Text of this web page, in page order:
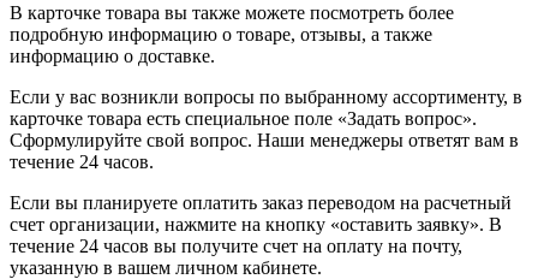
В карточке товара вы также можете посмотреть более
подробную информацию о товаре, отзывы, а также
информацию о доставке.
Если у вас возникли вопросы по выбранному ассортименту, в
карточке товара есть специальное поле «Задать вопрос».
Сформулируйте свой вопрос. Наши менеджеры ответят вам в
течение 24 часов.
Если вы планируете оплатить заказ переводом на расчетный
счет организации, нажмите на кнопку «оставить заявку». В
течение 24 часов вы получите счет на оплату на почту,
указанную в вашем личном кабинете.